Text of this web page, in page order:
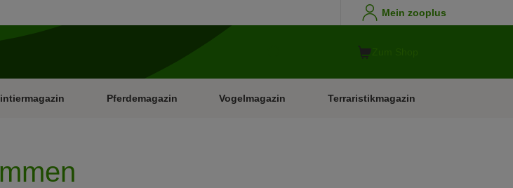
Mein zooplus
Pferdemagazin Vogelmagazin Terraristikmagazin